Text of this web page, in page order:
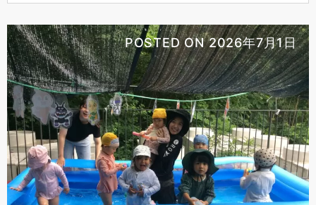
POSTED ON2026年7月1日